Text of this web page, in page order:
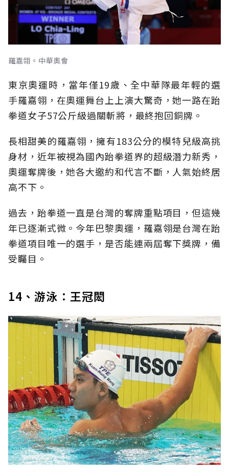
羅嘉翎。中華奧會
東京奧運時，當年僅19歲、全中華隊最年輕的選
手羅嘉翎，在奧運舞台上上演大驚奇，她一路在跆
拳道女子57公斤級過關斬將，最終抱回銅牌。
長相甜美的羅嘉翎，擁有183公分的模特兒級高挑
身材，近年被視為國內跆拳道界的超級潛力新秀，
奧運奪牌後，她各大邀約和代言不斷，人氣始終居
高不下。
過去，跆拳道一直是台灣的奪牌重點項目，但這幾
年已逐漸式微。今年巴黎奧運，羅嘉翎是台灣在跆
拳道項目唯一的選手，是否能連兩屆奪下獎牌，備
受矚目。
14、游泳：王冠閎